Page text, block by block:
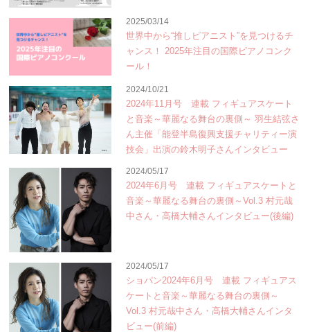
2025/03/14
世界中から“推しピアニスト”を見つけるチ
ャンス！ 2025年注目の国際ピアノコンク
ール！
2024/10/21
2024年11月号 連載 フィギュアスケート
と音楽～華麗なる舞台の裏側～ 羽生結弦さ
ん主催「能登半島復興支援チャリティー演
技会」出演の鈴木明子さんインタビュー
2024/05/17
2024年6月号 連載 フィギュアスケートと
音楽～華麗なる舞台の裏側～Vol.3 村元哉
中さん・高橋大輔さんインタビュー(後編)
2024/05/17
ショパン2024年6月号 連載 フィギュアス
ケートと音楽～華麗なる舞台の裏側～
Vol.3 村元哉中さん・高橋大輔さんインタ
ビュー(前編)